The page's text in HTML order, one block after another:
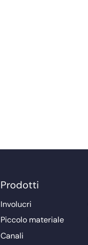
Prodotti
Involucri
Piccolo materiale
Canali